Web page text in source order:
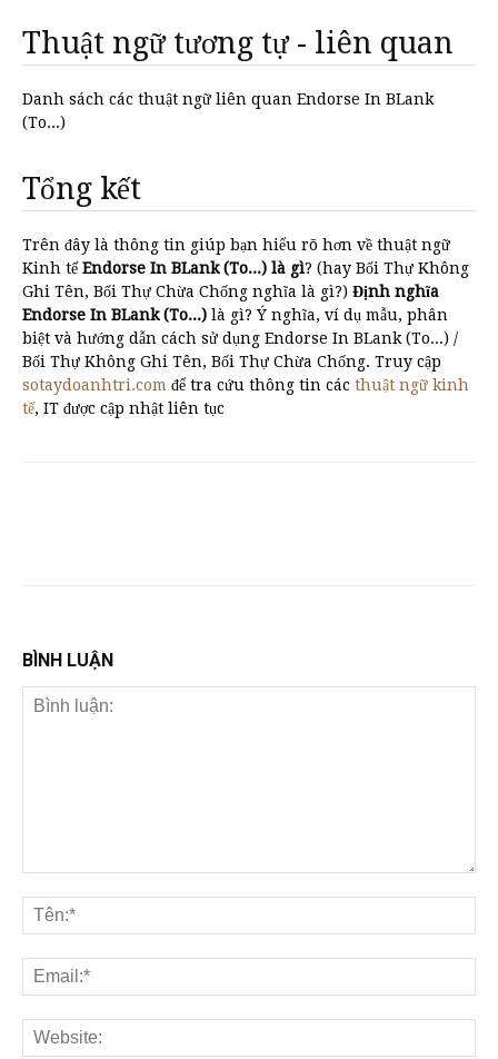
Thuật ngữ tương tự - liên quan
Danh sách các thuật ngữ liên quan Endorse In BLank
(To...)
Tổng kết
Trên đây là thông tin giúp bạn hiểu rõ hơn về thuật ngữ
Kinh tếEndorse In BLank (To...) là gì? (hay Bối Thự Không
Ghi Tên, Bối Thự Chừa Chống nghĩa là gì?) Định nghĩa
Endorse In BLank (To...) là gì? Ý nghĩa, ví dụ mẫu, phân
biệt và hướng dẫn cách sử dụng Endorse In BLank (To...) /
Bối Thự Không Ghi Tên, Bối Thự Chừa Chống. Truy cập
sotaydoanhtri.com để tra cứu thông tin các thuật ngữ kinh
tế, IT được cập nhật liên tục
BÌNH LUẬN